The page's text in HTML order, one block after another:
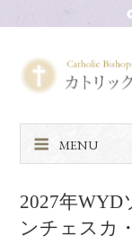
MENU
2027年
ンチェスカ